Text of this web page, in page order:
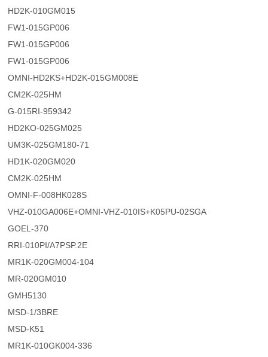
HD2K-010GM015
FW1-015GP006
FW1-015GP006
FW1-015GP006
OMNI-HD2KS+HD2K-015GM008E
CM2K-025HM
G-015RI-959342
HD2KO-025GM025
UM3K-025GM180-71
HD1K-020GM020
CM2K-025HM
OMNI-F-008HK028S
VHZ-010GA006E+OMNI-VHZ-010IS+K05PU-02SGA
GOEL-370
RRI-010PI/A7PSP.2E
MR1K-020GM004-104
MR-020GM010
GMH5130
MSD-1/3BRE
MSD-K51
MR1K-010GK004-336